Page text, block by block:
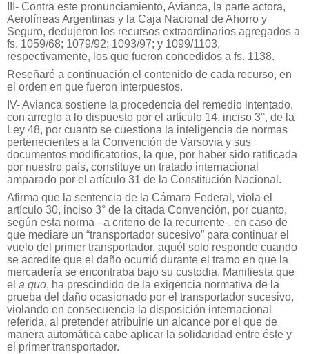
III- Contra este pronunciamiento, Avianca, la parte actora,
Aerolíneas Argentinas y la Caja Nacional de Ahorro y
Seguro, dedujeron los recursos extraordinarios agregados a
fs. 1059/68; 1079/92; 1093/97; y 1099/1103,
respectivamente, los que fueron concedidos a fs. 1138.
Reseñaré a continuación el contenido de cada recurso, en
el orden en que fueron interpuestos.
IV- Avianca sostiene la procedencia del remedio intentado,
con arreglo a lo dispuesto por el artículo 14, inciso 3°, de la
Ley 48, por cuanto se cuestiona la inteligencia de normas
pertenecientes a la Convención de Varsovia y sus
documentos modificatorios, la que, por haber sido ratificada
por nuestro país, constituye un tratado internacional
amparado por el artículo 31 de la Constitución Nacional.
Afirma que la sentencia de la Cámara Federal, viola el
artículo 30, inciso 3° de la citada Convención, por cuanto,
según esta norma –a criterio de la recurrente-, en caso de
que mediare un “transportador sucesivo” para continuar el
vuelo del primer transportador, aquél solo responde cuando
se acredite que el daño ocurrió durante el tramo en que la
mercadería se encontraba bajo su custodia. Manifiesta que
el a quo, ha prescindido de la exigencia normativa de la
prueba del daño ocasionado por el transportador sucesivo,
violando en consecuencia la disposición internacional
referida, al pretender atribuirle un alcance por el que de
manera automática cabe aplicar la solidaridad entre éste y
el primer transportador.